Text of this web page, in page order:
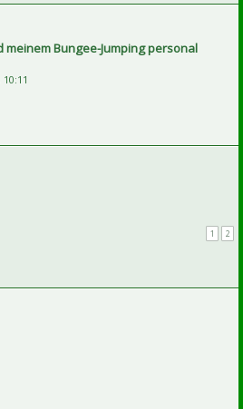
meinem Bungee-Jumping personal
10:11
1 2